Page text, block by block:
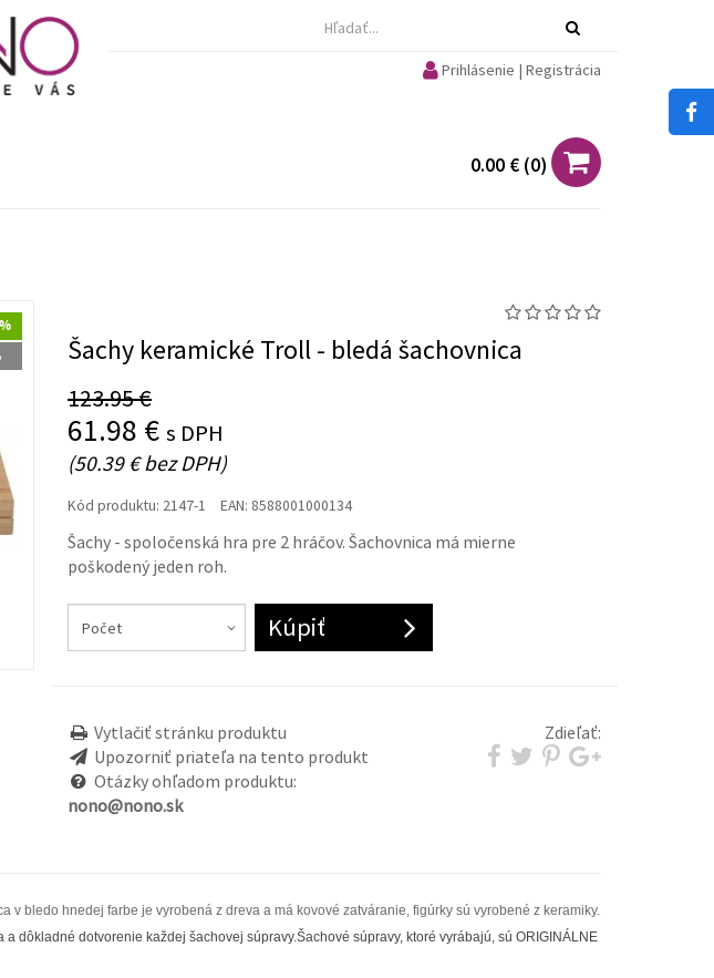
Prihlásenie | Registrácia
0.00 € (0)
Šachy keramické Troll - bledá šachovnica
123.95 €
61.98 €s DPH
(50.39 € bez DPH)
Kód produktu: 2147-1 EAN: 8588001000134
Šachy - spoločenská hra pre 2 hráčov. Šachovnica má mierne
poškodený jeden roh.
Kúpiť
Vytlačiť stránku produktu
Upozorniť priateľa na tento produkt
Otázky ohľadom produktu:
nono@nono.sk
Zdieľať:
v bledo hnedej farbe je vyrobená z dreva a má kovové zatváranie, figúrky sú vyrobené z keramiky.
dôkladné dotvorenie každej šachovej súpravy.Šachové súpravy, ktoré vyrábajú, sú ORIGINÁLNE